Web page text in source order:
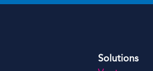
Solutions